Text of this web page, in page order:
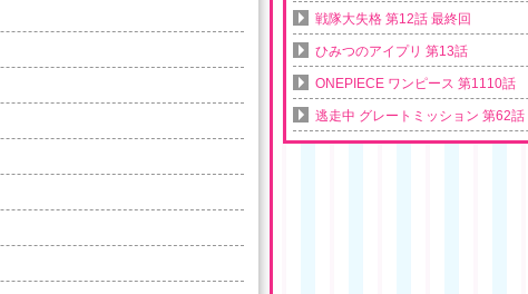
戦隊大失格 第12話 最終回
ひみつのアイプリ 第13話
ONEPIECE ワンピース 第1110話
逃走中 グレートミッション 第62話